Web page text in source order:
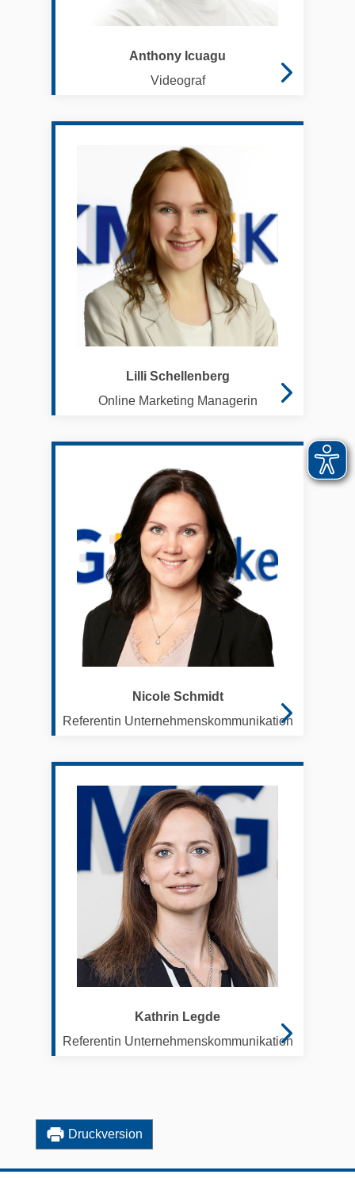
Anthony Icuagu
Videograf
Lilli Schellenberg
Online Marketing Managerin
Nicole Schmidt
Referentin Unternehmenskommunikation
Kathrin Legde
Referentin Unternehmenskommunikation
Druckversion